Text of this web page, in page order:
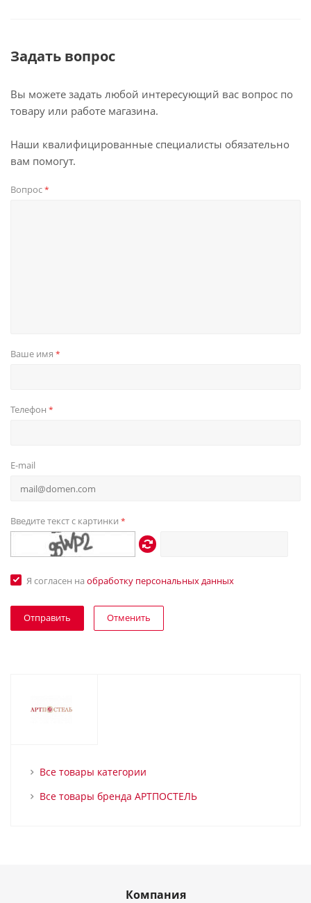
Задать вопрос
Вы можете задать любой интересующий вас вопрос по
товару или работе магазина.
Наши квалифицированные специалисты обязательно
вам помогут.
Вопрос*
Ваше имя *
Телефон *
E-mail
Введите текст с картинки *
Я согласен на обработку персональных данных
Отменить
Все товары категории
Все товары бренда АРТПОСТЕЛЬ
Компания